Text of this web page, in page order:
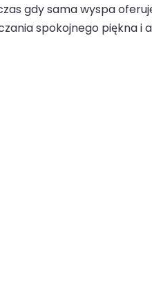
gdy sama wyspa
spokojnego piękna